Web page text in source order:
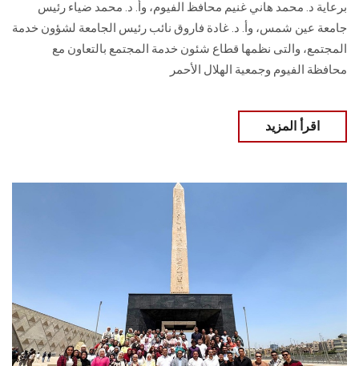
برعاية د. محمد هاني غنيم محافظ الفيوم، وأ. د. محمد ضياء رئيس
جامعة عين شمس، وأ. د. غادة فاروق نائب رئيس الجامعة لشؤون خدمة
المجتمع، والتى نظمها قطاع شئون خدمة المجتمع بالتعاون مع
محافظة الفيوم وجمعية الهلال الأحمر
اقرأ المزيد